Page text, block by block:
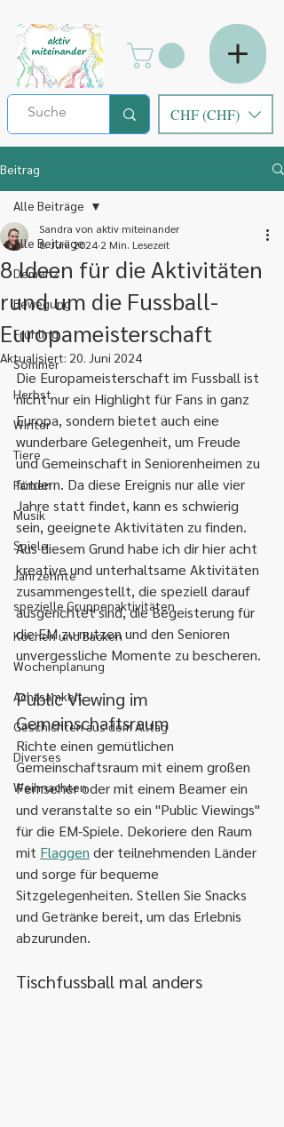
CHF (CHF)
Beitrag
Alle Beiträge
Demenz
Bewegung
Frühling
Sommer
Herbst
Winter
Tiere
Farben
Musik
Spiele
Jahrzehnte
spezielle Gruppenaktivitäten
Kochen und Backen
Wochenplanung
Achtsamkeit
Geschichten aus dem Alltag
Diverses
Weihnachten
Alle Beiträge
8 Ideen für die Aktivitäten
rund um die Fussball-
Europameisterschaft
Sandra von aktiv miteinander
8. Juni 2024 2 Min. Lesezeit
Aktualisiert: 20. Juni 2024
Die Europameisterschaft im Fussball ist
nicht nur ein Highlight für Fans in ganz
Europa, sondern bietet auch eine
wunderbare Gelegenheit, um Freude
und Gemeinschaft in Seniorenheimen zu
fördern. Da diese Ereignis nur alle vier
Jahre statt findet, kann es schwierig
sein, geeignete Aktivitäten zu finden.
Aus diesem Grund habe ich dir hier acht
kreative und unterhaltsame Aktivitäten
zusammengestellt, die speziell darauf
ausgerichtet sind, die Begeisterung für
die EM zu nutzen und den Senioren
unvergessliche Momente zu bescheren.
Public Viewing im
Gemeinschaftsraum
Richte einen gemütlichen
Gemeinschaftsraum mit einem großen
Fernseher oder mit einem Beamer ein
und veranstalte so ein "Public Viewings"
für die EM-Spiele. Dekoriere den Raum
mit Flaggen der teilnehmenden Länder
und sorge für bequeme
Sitzgelegenheiten. Stellen Sie Snacks
und Getränke bereit, um das Erlebnis
abzurunden.
Tischfussball mal anders